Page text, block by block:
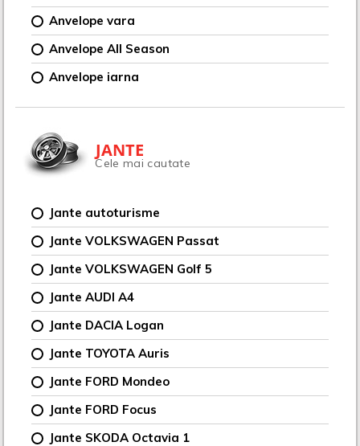
Anvelope vara
Anvelope All Season
Anvelope iarna
JANTE
Cele mai cautate
Jante autoturisme
Jante VOLKSWAGEN Passat
Jante VOLKSWAGEN Golf 5
Jante AUDI A4
Jante DACIA Logan
Jante TOYOTA Auris
Jante FORD Mondeo
Jante FORD Focus
Jante SKODA Octavia 1